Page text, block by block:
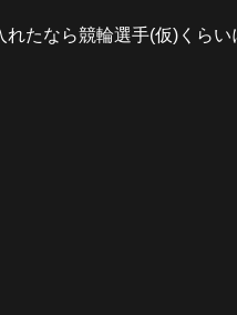
たなら競輪選手(仮)くら